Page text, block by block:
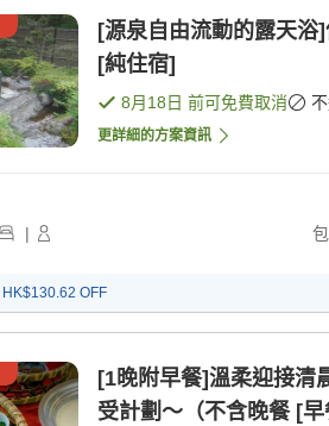
[源泉自由流動的露天
[純住宿]
8月18日 前可免費取消
更詳細的方案資訊
|
HK$130.62 OFF
[1晚附早餐]溫柔迎接清
受計劃〜（不含晚餐 [早